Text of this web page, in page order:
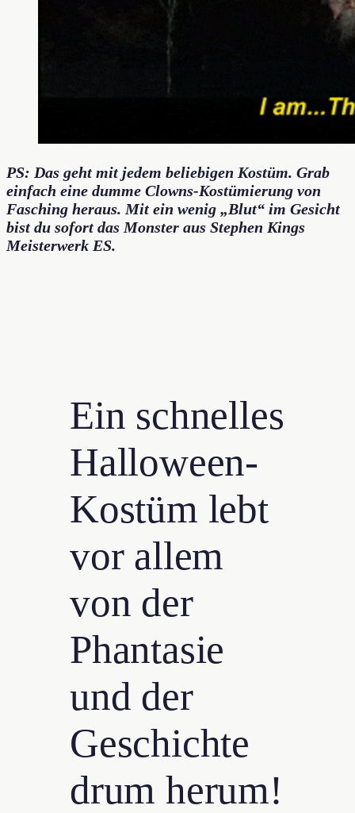
PS: Das geht mit jedem beliebigen Kostüm. Grab
einfach eine dumme Clowns-Kostümierung von
Fasching heraus. Mit ein wenig „Blut“ im Gesicht
bist du sofort das Monster aus Stephen Kings
Meisterwerk ES.
Ein schnelles
Halloween-
Kostüm lebt
vor allem
von der
Phantasie
und der
Geschichte
drum herum!